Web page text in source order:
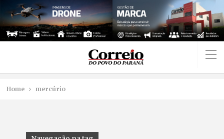
Home mercúrio